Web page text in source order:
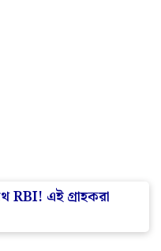
RBI! এই গ্রাহকরা